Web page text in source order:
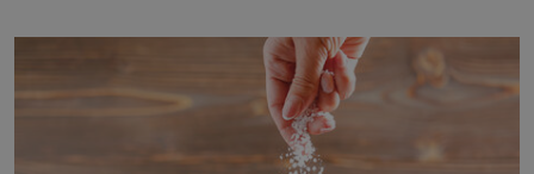
židovské kultury ŠTETL FEST 2026. Některé návraty
nejsou jednoduché. Místa, která si člověk pamatuje z
rodinných vyprávění, už dávno